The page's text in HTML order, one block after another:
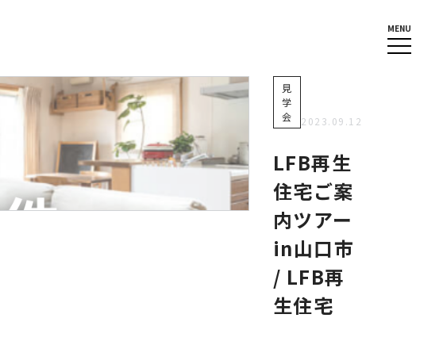
MENU
見
学
会
2023.09.12
LFB再生
住宅ご案
内ツアー
in山口市
/ LFB再
生住宅